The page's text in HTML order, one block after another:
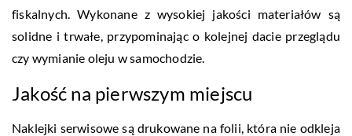
fiskalnych. Wykonane z wysokiej jakości materiałów są
solidne i trwałe, przypominając o kolejnej dacie przeglądu
czy wymianie oleju w samochodzie.
Jakość na pierwszym miejscu
Naklejki serwisowe są drukowane na folii, która nie odkleja